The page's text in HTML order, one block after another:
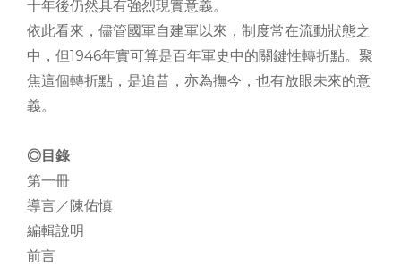
十年後仍然具有強烈現實意義。
依此看來，儘管國軍自建軍以來，制度常在流動狀態之
中，但1946年實可算是百年軍史中的關鍵性轉折點。聚
焦這個轉折點，是追昔，亦為撫今，也有放眼未來的意
義。
◎目錄
第一冊
導言／陳佑慎
編輯說明
前言